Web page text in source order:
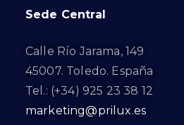
Sede Central
Calle Río Jarama, 149
45007. Toledo. España
Tel.: (+34) 925 23 38 12
marketing@prilux.es